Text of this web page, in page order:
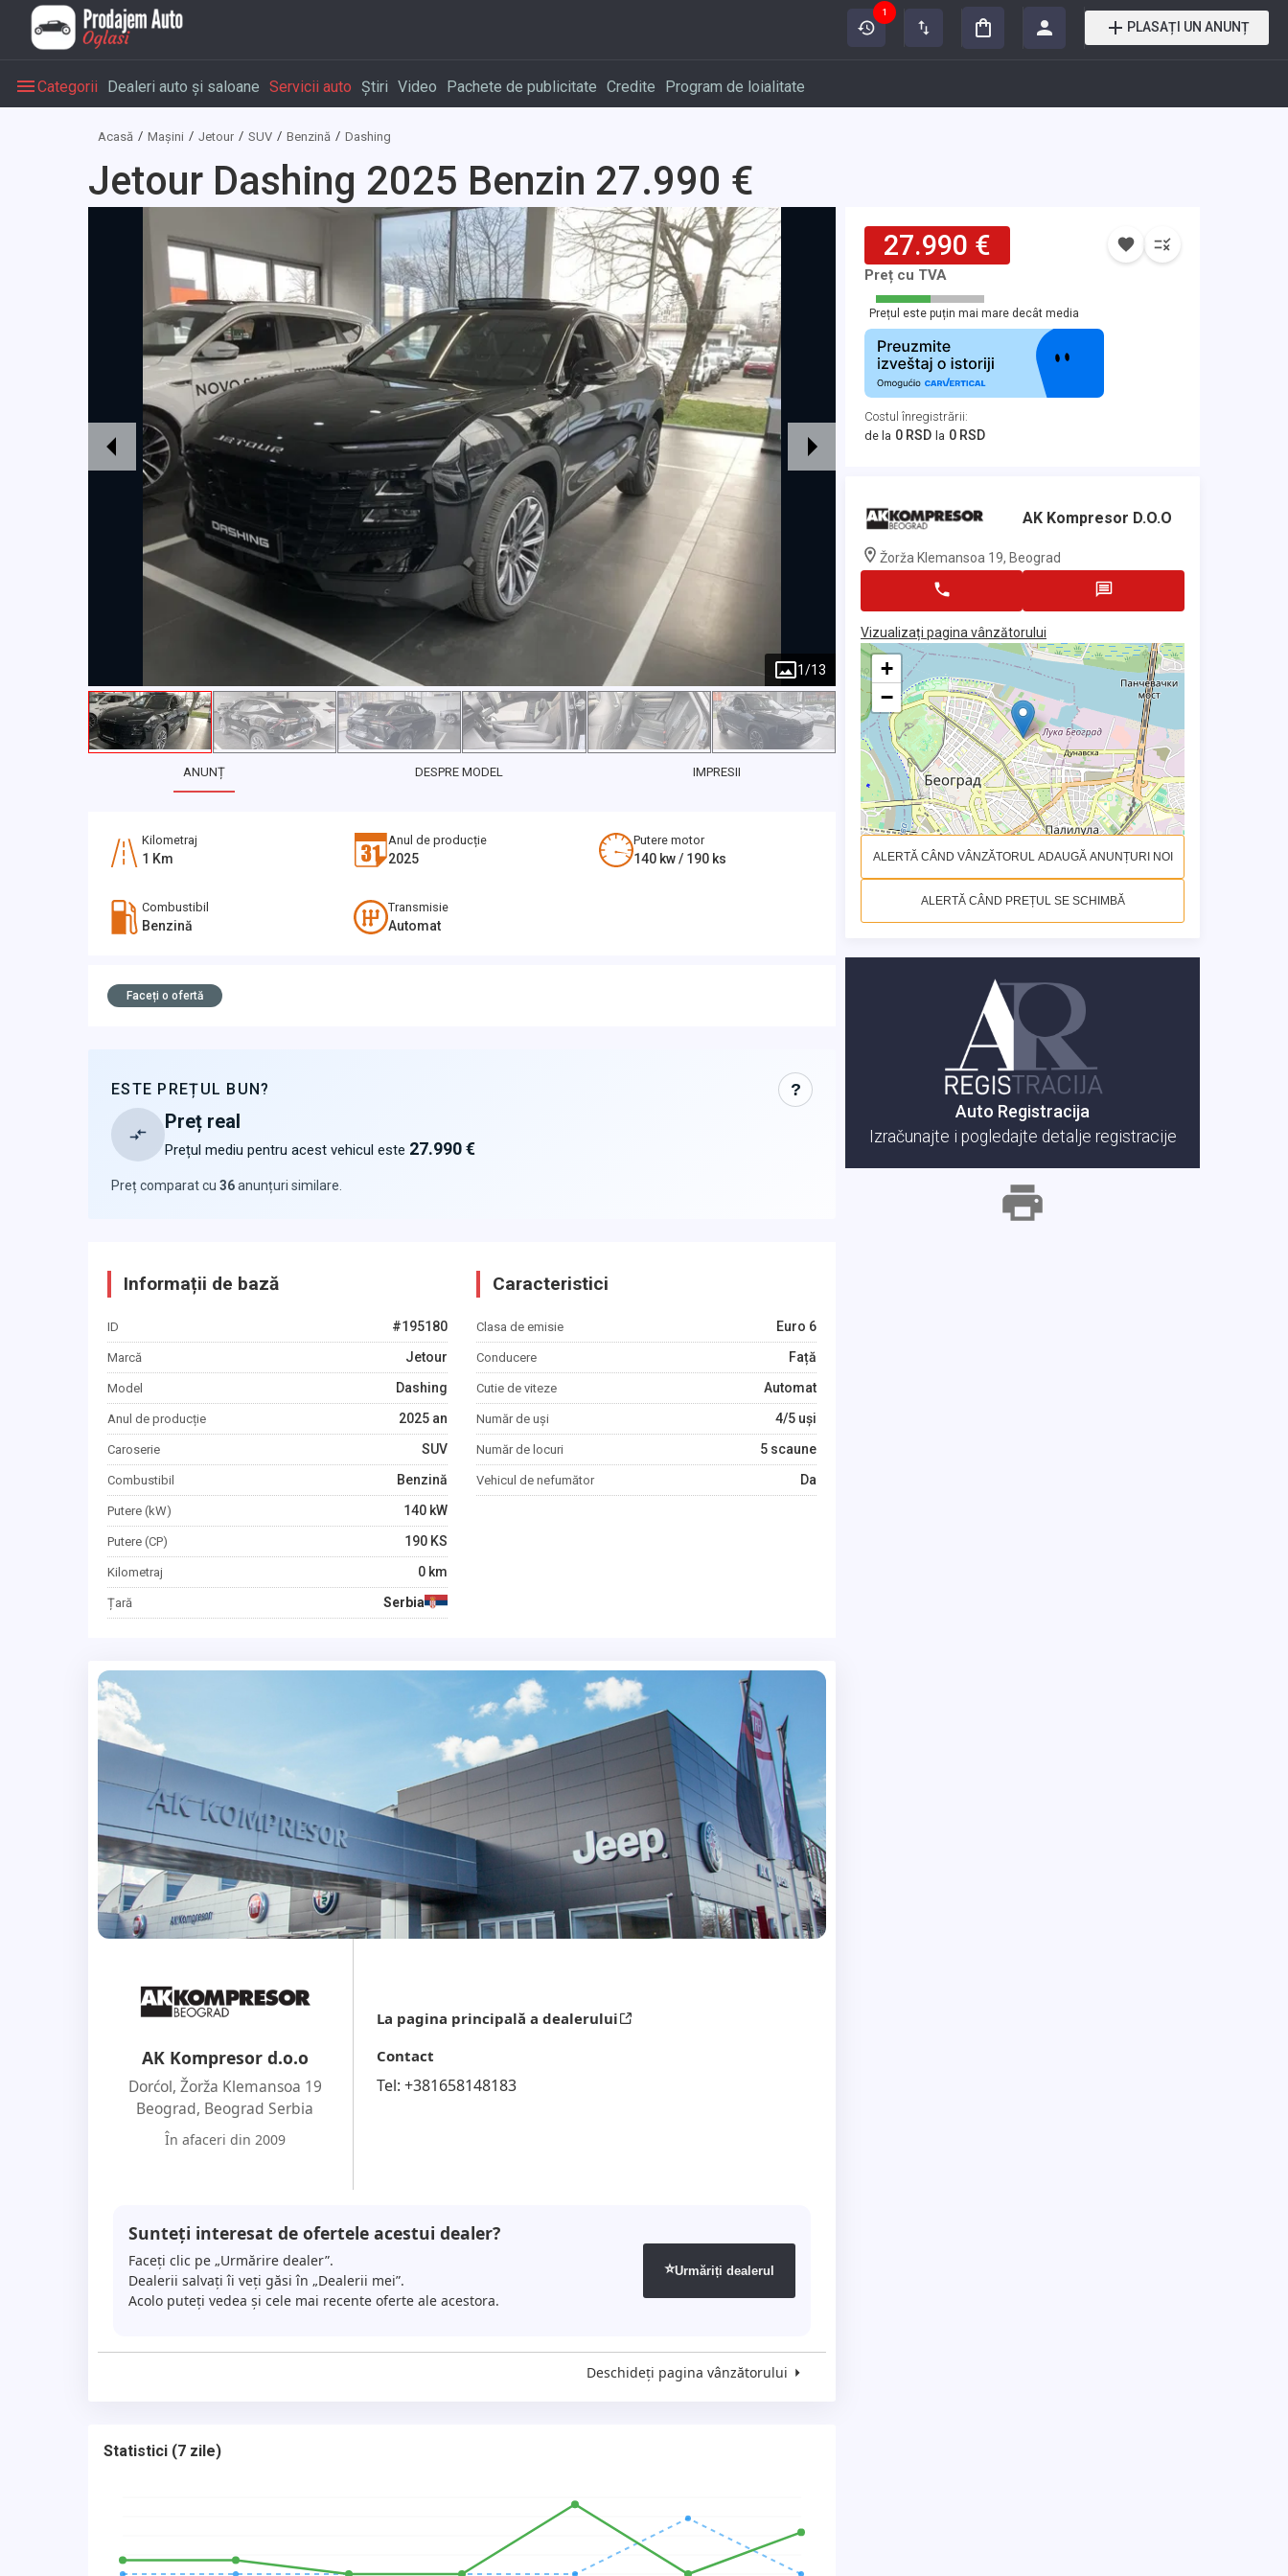
1
PLASAȚI UN ANUNȚ
Categorii Dealeri auto și saloane Servicii auto Știri Video Pachete de publicitate Credite Program de loialitate
Acasă Mașini Jetour SUV Benzină Dashing
Jetour Dashing 2025 Benzin 27.990 €
1/13
ANUNȚ DESPRE MODEL IMPRESII
Kilometraj
1 Km
Anul de producție
2025
Putere motor
140 kw / 190 ks
Combustibil
Benzină
Transmisie
Automat
Faceți o ofertă
ESTE PREȚUL BUN? ?
Preț real
Prețul mediu pentru acest vehicul este 27.990 €
Preț comparat cu 36anunțuri similare
Informații de bază
ID #195180
Marcă Jetour
Model Dashing
Anul de producție 2025 an
Caroserie SUV
Combustibil Benzină
Putere (kW) 140 kW
Putere (CP) 190 KS
Kilometraj 0 km
Țară Serbia
Caracteristici
Clasa de emisie Euro 6
Conducere Față
Cutie de viteze Automat
Număr de uși 4/5 uși
Număr de locuri 5 scaune
Vehicul de nefumător Da
AK Kompresor d.o.o
Dorćol, Žorža Klemansoa 19
Beograd, Beograd Serbia
În afaceri din 2009
La pagina principală a dealerului
Contact
Tel: +381658148183
Sunteți interesat de ofertele acestui dealer?
Faceți clic pe „Urmărire dealer”.
Dealerii salvați îi veți găsi în „Dealerii mei”.
Acolo puteți vedea și cele mai recente oferte ale acestora.
⭐Urmăriți dealerul
Deschideți pagina vânzătorului
Statistici (7 zile)
27.990 €
Preț cu TVA
Prețul este puțin mai mare decât media
Costul înregistrării:
de la 0 RSD la 0 RSD
AK Kompresor D.o.o
Žorža Klemansoa 19, Beograd
Vizualizați pagina vânzătorului
+
−
ALERTĂ CÂND VÂNZĂTORUL ADAUGĂ ANUNȚURI NOI
ALERTĂ CÂND PREȚUL SE SCHIMBĂ
Auto Registracija
Izračunajte i pogledajte detalje registracije